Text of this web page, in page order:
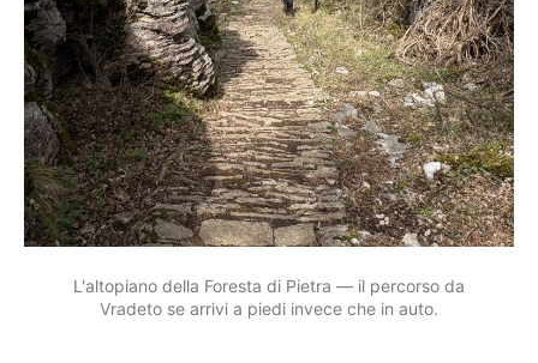
L'altopiano della Foresta di Pietra — il percorso da
Vradeto se arrivi a piedi invece che in auto.